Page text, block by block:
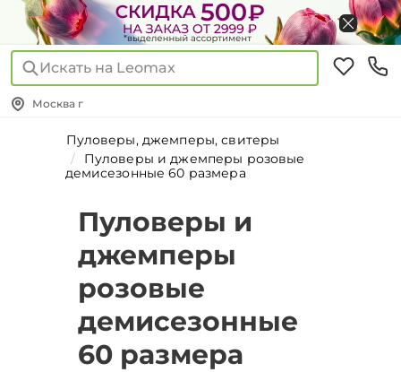
Искать на Leomax
Москва г
Пуловеры, джемперы, свитеры
Пуловеры и джемперы розовые
демисезонные 60 размера
Пуловеры и
джемперы
розовые
демисезонные
60 размера